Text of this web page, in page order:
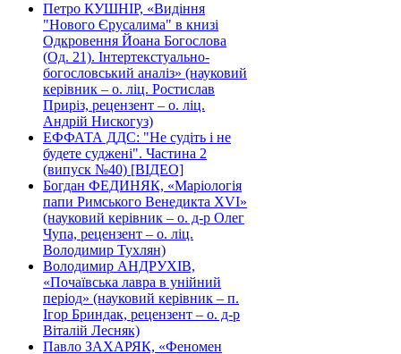
Петро КУШНІР, «Видіння
"Нового Єрусалима" в книзі
Одкровення Йоана Богослова
(Од. 21). Інтертекстуально-
богословський аналіз» (науковий
керівник – о. ліц. Ростислав
Приріз, рецензент – о. ліц.
Андрій Нискогуз)
ЕФФАТА ДДС: "Не судіть і не
будете суджені". Частина 2
(випуск №40) [ВІДЕО]
Богдан ФЕДИНЯК, «Маріологія
папи Римського Венедикта XVI»
(науковий керівник – о. д-р Олег
Чупа, рецензент – о. ліц.
Володимир Тухлян)
Володимир АНДРУХІВ,
«Почаївська лавра в унійний
період» (науковий керівник – п.
Ігор Бриндак, рецензент – о. д-р
Віталій Лесняк)
Павло ЗАХАРЯК, «Феномен